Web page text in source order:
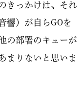
きっかけは、それ
響）が自らGOを
の部署のキューが
まりないと思いま